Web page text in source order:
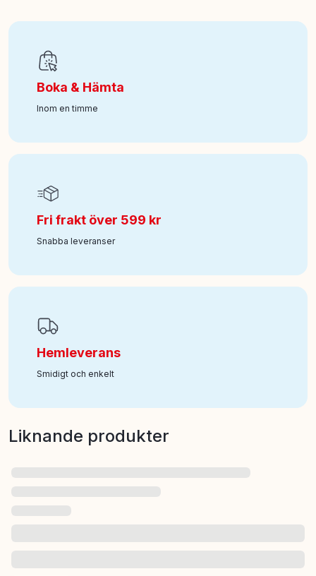
Art nr:242-427742
Boka & Hämta
Inom en timme
Fri frakt över 599 kr
Snabba leveranser
Hemleverans
Smidigt och enkelt
Liknande produkter